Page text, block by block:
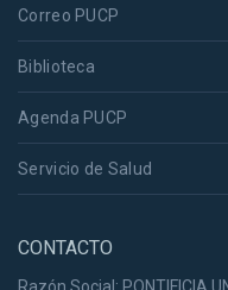
Correo PUCP
Biblioteca
Agenda PUCP
Servicio de Salud
CONTACTO